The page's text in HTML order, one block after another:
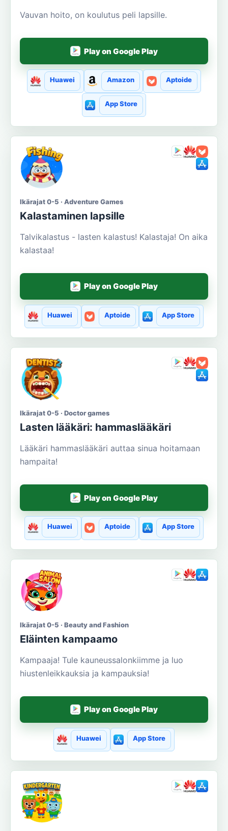
Vauvan hoito, on koulutus peli lapsille.
Play on Google Play
Huawei Amazon Aptoide
App Store
Ikärajat 0-5 · Adventure Games
Kalastaminen lapsille
Talvikalastus - lasten kalastus! Kalastaja! On aika
kalastaa!
Play on Google Play
Huawei Aptoide App Store
Ikärajat 0-5 · Doctor games
Lasten lääkäri: hammaslääkäri
Lääkäri hammaslääkäri auttaa sinua hoitamaan
hampaita!
Play on Google Play
Huawei Aptoide App Store
Ikärajat 0-5 · Beauty and Fashion
Eläinten kampaamo
Kampaaja! Tule kauneussalonkiimme ja luo
hiustenleikkauksia ja kampauksia!
Play on Google Play
Huawei App Store